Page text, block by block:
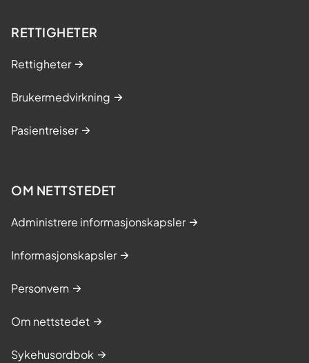
RETTIGHETER
Rettigheter
Brukermedvirkning
Pasientreiser
OM NETTSTEDET
Administrere informasjonskapsler
Informasjonskapsler
Personvern
Om nettstedet
Sykehusordbok